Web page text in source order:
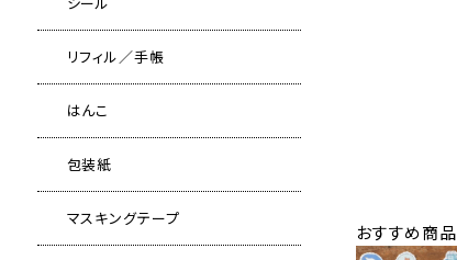
リフィル／手帳
はんこ
包装紙
マスキングテープ
おすすめ商品